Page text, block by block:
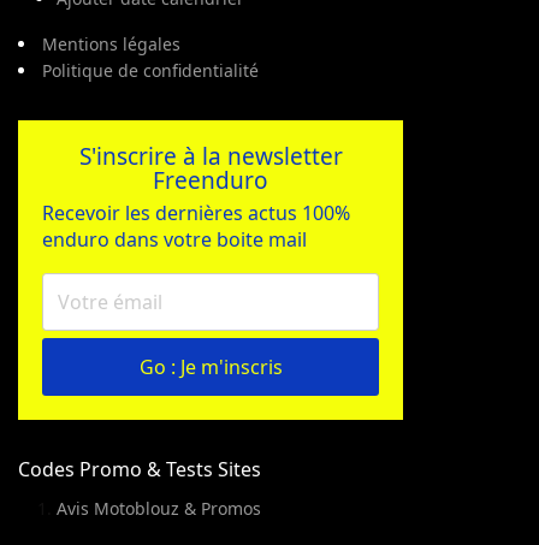
Mentions légales
Politique de confidentialité
S'inscrire à la newsletter
Freenduro
Recevoir les dernières actus 100%
enduro dans votre boite mail
Go : Je m'inscris
Codes Promo & Tests Sites
Avis Motoblouz & Promos